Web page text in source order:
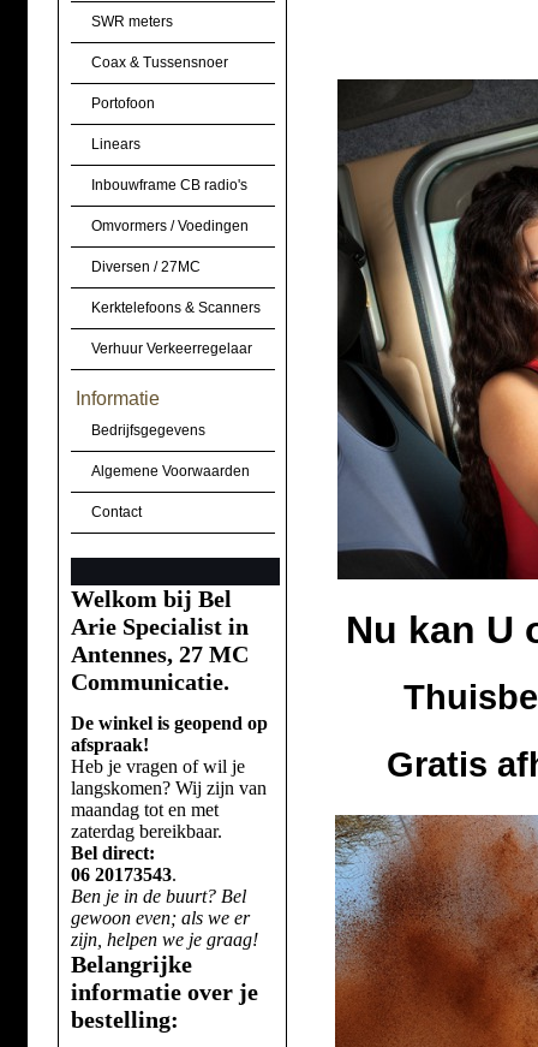
SWR meters
Coax & Tussensnoer
Portofoon
Linears
Inbouwframe CB radio's
Omvormers / Voedingen
Diversen / 27MC
Kerktelefoons & Scanners
Verhuur Verkeerregelaar
Informatie
Bedrijfsgegevens
Algemene Voorwaarden
Contact
Welkom bij Bel
Arie Specialist in
Antennes, 27 MC
Communicatie.
De winkel is geopend op
afspraak!
Heb je vragen of wil je
langskomen? Wij zijn van
maandag tot en met
zaterdag bereikbaar.
Bel direct:
06 20173543.
Ben je in de buurt? Bel
gewoon even; als we er
zijn, helpen we je graag!
Belangrijke
informatie over je
bestelling:
Nu kan U
Gratis